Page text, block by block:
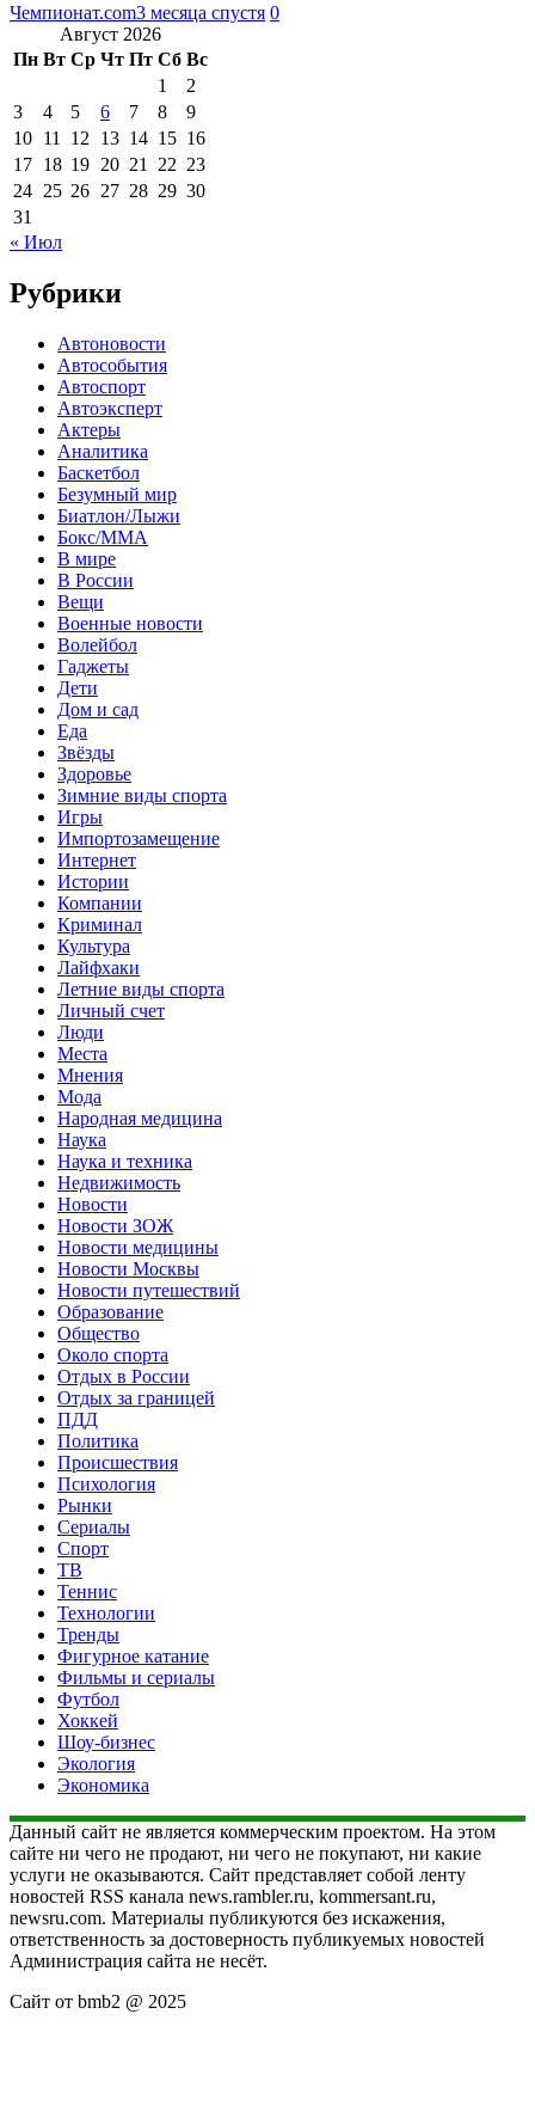
Чемпионат.com3 месяца спустя 0
Август 2026
Пн Вт Ср Чт Пт Сб Вс
1
2
3
4 5 6 7 8
9
10 11 12 13 14 15 16
17 18 19 20 21 22 23
24 25 26 27 28 29 30
31
« Июл
Рубрики
Автоновости
Автособытия
Автоспорт
Автоэксперт
Актеры
Аналитика
Баскетбол
Безумный мир
Биатлон/Лыжи
Бокс/MMA
В мире
В России
Вещи
Военные новости
Волейбол
Гаджеты
Дети
Дом и сад
Еда
Звёзды
Здоровье
Зимние виды спорта
Игры
Импортозамещение
Интернет
Истории
Компании
Криминал
Культура
Лайфхаки
Летние виды спорта
Личный счет
Люди
Места
Мнения
Мода
Народная медицина
Наука
Наука и техника
Недвижимость
Новости
Новости ЗОЖ
Новости медицины
Новости Москвы
Новости путешествий
Образование
Общество
Около спорта
Отдых в России
Отдых за границей
ПДД
Политика
Происшествия
Психология
Рынки
Сериалы
Спорт
ТВ
Теннис
Технологии
Тренды
Фигурное катание
Фильмы и сериалы
Футбол
Хоккей
Шоу-бизнес
Экология
Экономика
Данный сайт не является коммерческим проектом. На этом
сайте ни чего не продают, ни чего не покупают, ни какие
услуги не оказываются. Сайт представляет собой ленту
новостей RSS канала news.rambler.ru, kommersant.ru,
newsru.com. Материалы публикуются без искажения,
ответственность за достоверность публикуемых новостей
Администрация сайта не несёт.
Сайт от bmb2 @ 2025